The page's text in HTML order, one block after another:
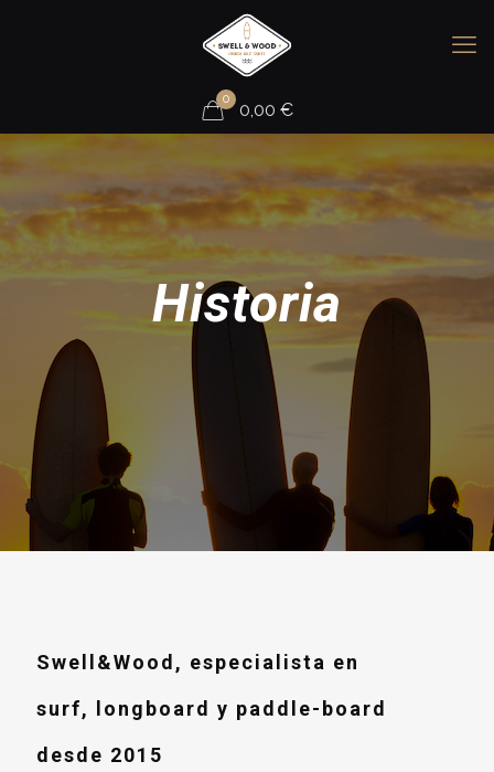
0
0,00 €
Historia
Swell&Wood, especialista en
surf, longboard y paddle-board
desde 2015